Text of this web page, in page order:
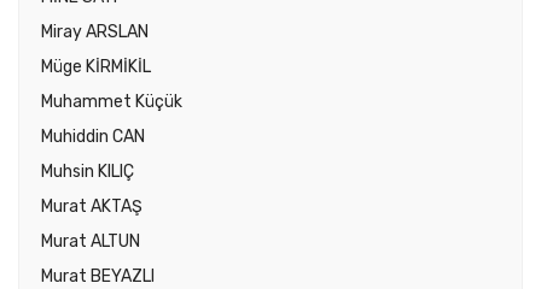
Miray ARSLAN
Müge KİRMİKİL
Muhammet Küçük
Muhiddin CAN
Muhsin KILIÇ
Murat AKTAŞ
Murat ALTUN
Murat BEYAZLI